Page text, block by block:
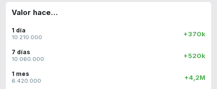
Valor hace…
1 día
10.210.000 +370k
7 días
10.060.000 +520k
1 mes
6.420.000 +4,2M